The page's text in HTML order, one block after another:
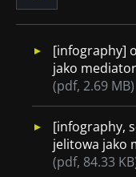
[infography]
jako
(pdf, 2.69 MB)
[infography,
jelitowa jako
(pdf, 84.33